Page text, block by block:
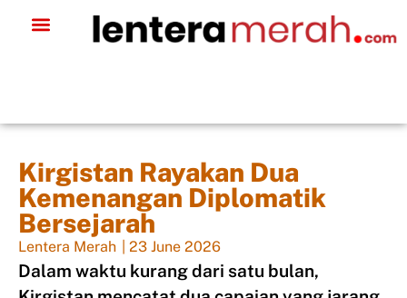
Kirgistan Rayakan Dua
Kemenangan Diplomatik
Bersejarah
Lentera Merah 23 June 2026
Dalam waktu kurang dari satu bulan,